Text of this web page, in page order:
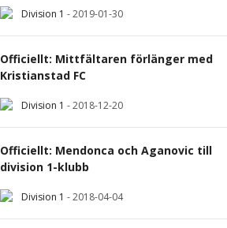
Division 1 -2019-01-30
Officiellt: Mittfältaren förlänger med
Kristianstad FC
Division 1 -2018-12-20
Officiellt: Mendonca och Aganovic till
division 1-klubb
Division 1 -2018-04-04